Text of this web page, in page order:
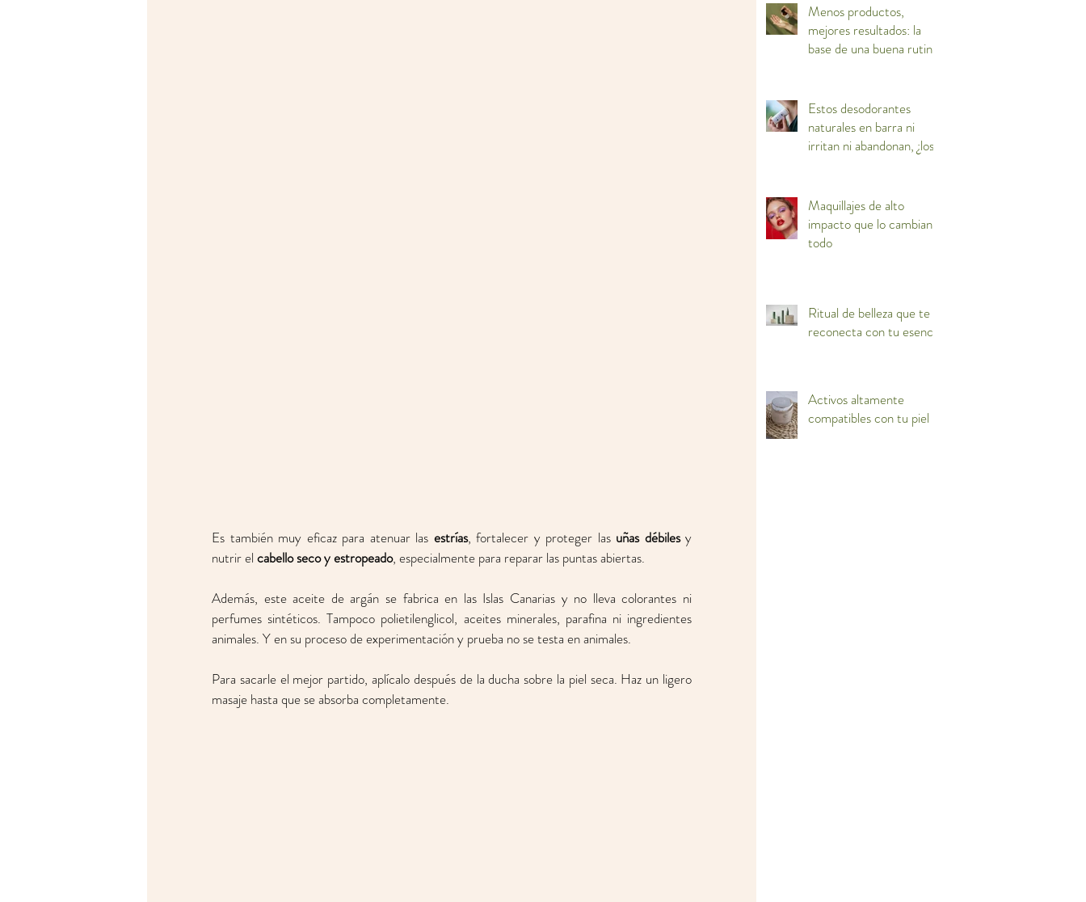
Es también muy eficaz para atenuar las estrías, fortalecer y proteger las uñas débiles y
nutrir el cabello seco y estropeado, especialmente para reparar las puntas abiertas.
Además, este aceite de argán se fabrica en las Islas Canarias y no lleva colorantes ni
perfumes sintéticos. Tampoco polietilenglicol, aceites minerales, parafina ni ingredientes
animales. Y en su proceso de experimentación y prueba no se testa en animales.
Para sacarle el mejor partido, aplícalo después de la ducha sobre la piel seca. Haz un ligero
masaje hasta que se absorba completamente.
Menos productos,
mejores resultados: la
base de una buena rutina
Estos desodorantes
naturales en barra ni
irritan ni abandonan, ¿los
Maquillajes de alto
impacto que lo cambian
todo
Ritual de belleza que te
reconecta con tu esencia
Activos altamente
compatibles con tu piel